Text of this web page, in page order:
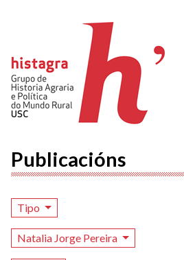
Publicacións
Tipo
Natalia Jorge Pereira